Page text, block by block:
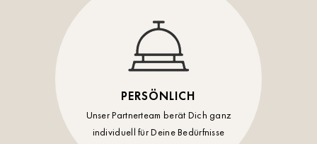
PERSÖNLICH
Unser Partnerteam berät Dich ganz
individuell für Deine Bedürfnisse